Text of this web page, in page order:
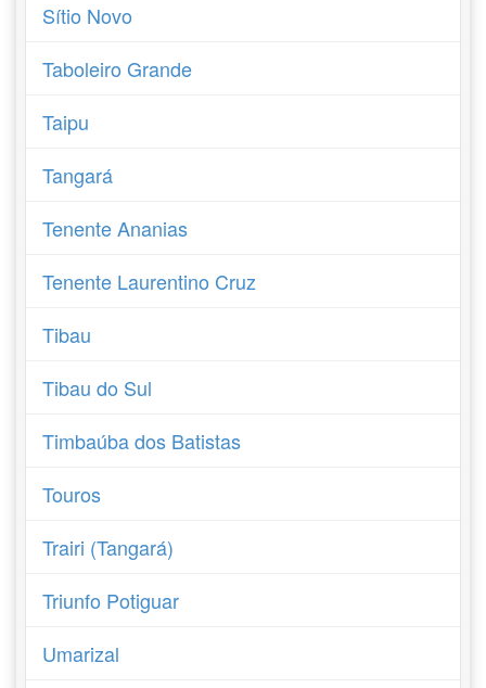
Sítio Novo
Taboleiro Grande
Taipu
Tangará
Tenente Ananias
Tenente Laurentino Cruz
Tibau
Tibau do Sul
Timbaúba dos Batistas
Touros
Trairi (Tangará)
Triunfo Potiguar
Umarizal